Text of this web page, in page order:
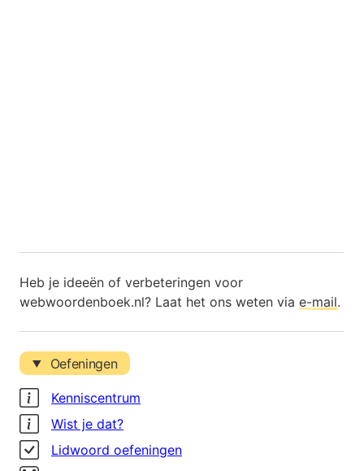
Heb je ideeën of verbeteringen voor
webwoordenboek.nl? Laat het ons weten via e-mail.
Oefeningen
Kenniscentrum
Wist je dat?
Lidwoord oefeningen